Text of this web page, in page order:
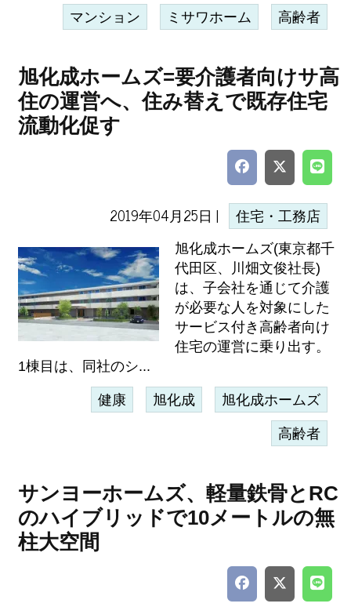
マンション ミサワホーム 高齢者
旭化成ホームズ=要介護者向けサ高
住の運営へ、住み替えで既存住宅
流動化促す
2019年04月25日 | 住宅・工務店
旭化成ホームズ(東京都千
代田区、川畑文俊社長)
は、子会社を通じて介護
が必要な人を対象にした
サービス付き高齢者向け
住宅の運営に乗り出す。
1棟目は、同社のシ...
健康 旭化成 旭化成ホームズ
高齢者
サンヨーホームズ、軽量鉄骨とRC
のハイブリッドで10メートルの無
柱大空間